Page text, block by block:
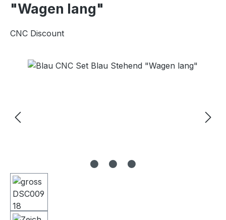
"Wagen lang"
CNC Discount
Bildergalerie überspringen